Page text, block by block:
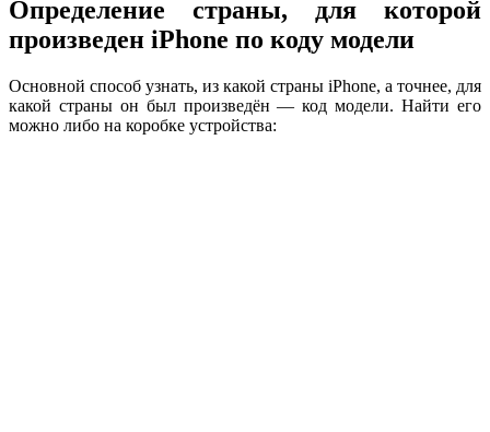
Определение страны, для которой
произведен iPhone по коду модели
Основной способ узнать, из какой страны iPhone, а точнее, для
какой страны он был произведён — код модели. Найти его
можно либо на коробке устройства: